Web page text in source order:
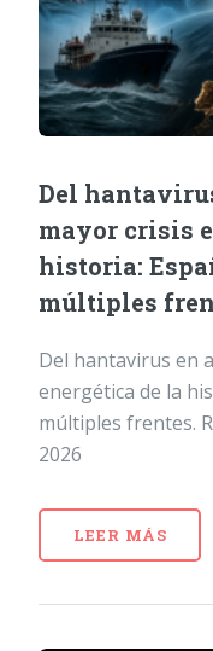
Del
mayor crisis
historia:
múltiples
Del hantavirus en
energética de la
múltiples frentes.
2026
LEER MÁS